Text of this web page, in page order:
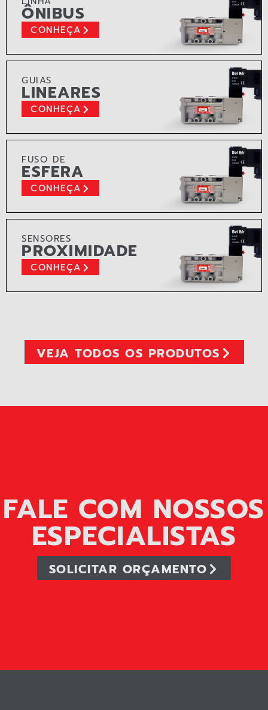
ÔNIBUS
CONHEÇA
GUIAS
LINEARES
CONHEÇA
FUSO DE
ESFERA
CONHEÇA
SENSORES
PROXIMIDADE
CONHEÇA
VEJA TODOS OS PRODUTOS
FALE COM NOSSOS
ESPECIALISTAS
SOLICITAR ORÇAMENTO